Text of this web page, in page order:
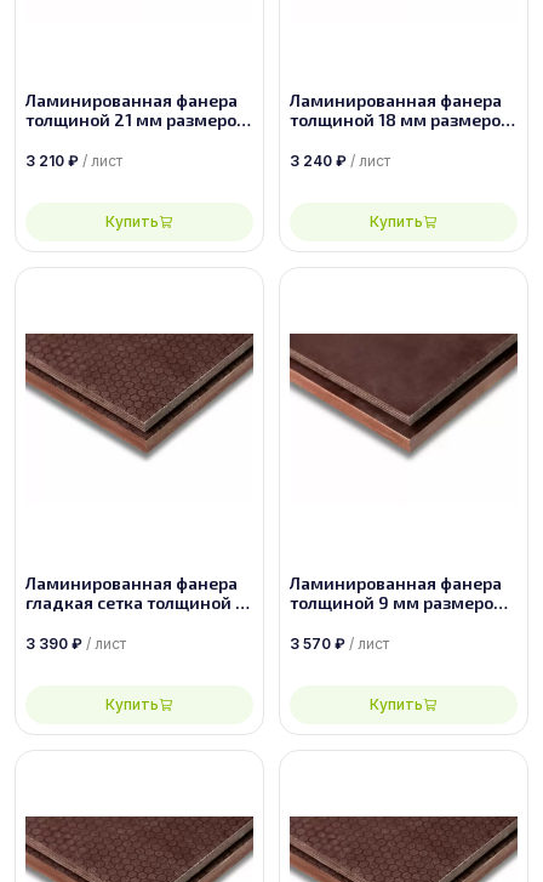
Ламинированная фанера
толщиной 21 мм размером
3 210 ₽ / лист
Купить
Ламинированная фанера
толщиной 18 мм размером
3 240 ₽ / лист
Купить
Ламинированная фанера
гладкая сетка толщиной 18
сорт 1/1
3 390 ₽ / лист
Купить
Ламинированная фанера
толщиной 9 мм размером
3 570 ₽ / лист
Купить